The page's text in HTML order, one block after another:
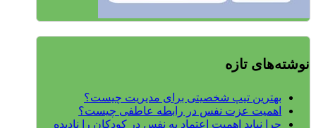
نوشته‌های تازه
بهترین تیپ شخصیتی برای مدیریت چیست؟
اهمیت عزت نفس در رابطه عاطفی چیست؟
چرا نباید اهمیت اعتماد به نفس در کودکان را نادیده